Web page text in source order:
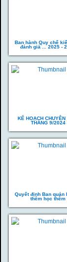
Ban hành Quy chế
đánh giá ... 2025 -
KẾ HOẠCH CHUYÊN
THÁNG 9/2024
Quyết định Ban quản
thêm học thêm